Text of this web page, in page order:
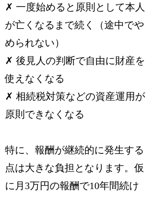
✗ 一度始めると原則として本人
が亡くなるまで続く（途中でや
められない）
✗ 後見人の判断で自由に財産を
使えなくなる
✗ 相続税対策などの資産運用が
原則できなくなる
特に、報酬が継続的に発生する
点は大きな負担となります。仮
に月3万円の報酬で10年間続け